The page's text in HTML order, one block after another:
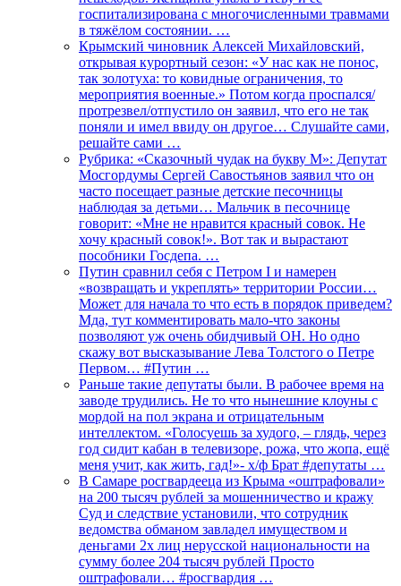
госпитализирована с многочисленными травмами
в тяжёлом состоянии. …
Крымский чиновник Алексей Михайловский,
открывая курортный сезон: «У нас как не понос,
так золотуха: то ковидные ограничения, то
мероприятия военные.» Потом когда проспался/
протрезвел/отпустило он заявил, что его не так
поняли и имел ввиду он другое… Слушайте сами,
решайте сами …
Рубрика: «Сказочный чудак на букву М»: Депутат
Мосгордумы Сергей Савостьянов заявил что он
часто посещает разные детские песочницы
наблюдая за детьми… Мальчик в песочнице
говорит: «Мне не нравится красный совок. Не
хочу красный совок!». Вот так и вырастают
пособники Госдепа. …
Путин сравнил себя с Петром I и намерен
«возвращать и укреплять» территории России…
Может для начала то что есть в порядок приведем?
Мда, тут комментировать мало-что законы
позволяют уж очень обидчивый ОН. Но одно
скажу вот высказывание Лева Толстого о Петре
Первом… #Путин …
Раньше такие депутаты были. В рабочее время на
заводе трудились. Не то что нынешние клоуны с
мордой на пол экрана и отрицательным
интеллектом. «Голосуешь за худого, – глядь, через
год сидит кабан в телевизоре, рожа, что жопа, ещё
меня учит, как жить, гад!»- х/ф Брат #депутаты …
В Самаре росгвардееца из Крыма «оштрафовали»
на 200 тысяч рублей за мошенничество и кражу
Суд и следствие установили, что сотрудник
ведомства обманом завладел имуществом и
деньгами 2х лиц нерусской национальности на
сумму более 204 тысяч рублей Просто
оштрафовали… #росгвардия …